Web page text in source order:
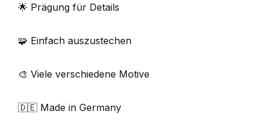
🌟 Prägung für Details
🧩 Einfach auszustechen
🎨 Viele verschiedene Motive
🇩🇪 Made in Germany